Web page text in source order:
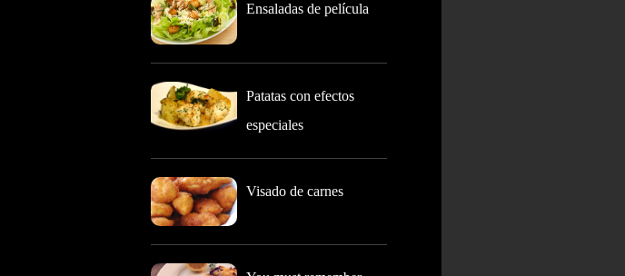
Ensaladas de película
Patatas con efectos
especiales
Visado de carnes